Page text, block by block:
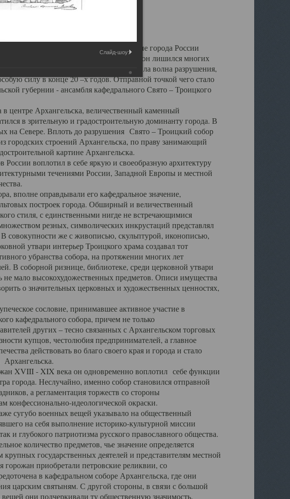
в большей мере, чем другие губернские города России
разрушений, в результате которых он лишился многих
всего по старому Архангельску ударила волна разрушения,
силу в конце 20 –х годов. Отправной точкой чего стало
губернии - ансамбля кафедрального Свято – Троицкого
Архангельска, величественный каменный
в зрительную и градостроительную доминанту города. В
на Севере. Вплоть до разрушения Свято – Троицкий собор
городских строений Архангельска, по праву занимающий
картине Архангельска.
воплотил в себе яркую и своеобразную архитектуру
течениями России, Западной Европы и местной
вполне оправдывали его кафедральное значение,
построек города. Обширный и величественный
стиля, с единственными нигде не встречающимися
резных, символических инкрустаций представлял
совокупности же с живописью, скульптурой, иконописью,
утвари интерьер Троицкого храма создавал тот
убранства собора, на протяжении многих лет
В соборной ризнице, библиотеке, среди церковной утвари
не мало высокохудожественных предметов. Описи имущества
о значительных церковных и художественных ценностях,
сословие, принимавшее активное участие в
кафедрального собора, причем не только
других – тесно связанных с Архангельском торговых
купцов, честолюбия предпринимателей, а главное
действовать во благо своего края и города и стало
Архангельска.
XVIII - XIX века он одновременно воплотил себе функции
города. Неслучайно, именно собор становился отправной
а регламентация торжеств со стороны
конфессионально-идеологической окраски.
военных вещей указывало на общественный
на себя выполнение историко-культурной миссии
и глубокого патриотизма русского православного общества.
количество предметов, чье значение определяется
государственных деятелей и представителям местной
горожан приобретали петровские реликвии, со
в кафедральном соборе Архангельска, где они
царским святыням. С другой стороны, в связи с большой
они подчеркивали ту общественную значимость,
Слайд-шоу: